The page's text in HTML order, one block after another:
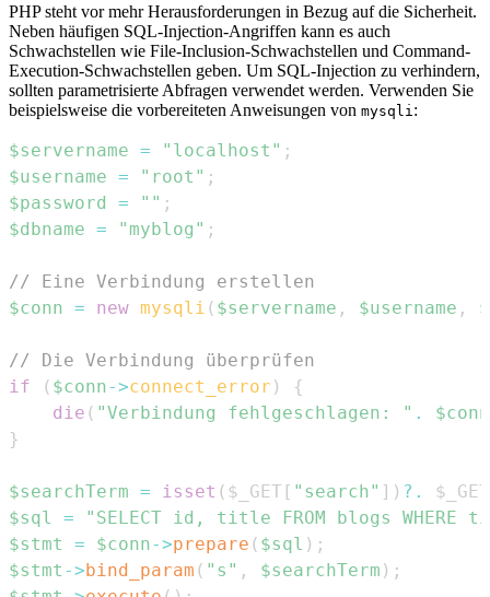
PHP steht vor mehr Herausforderungen in Bezug auf die Sicherheit.
Neben häufigen SQL-Injection-Angriffen kann es auch
Schwachstellen wie File-Inclusion-Schwachstellen und Command-
Execution-Schwachstellen geben. Um SQL-Injection zu verhindern,
sollten parametrisierte Abfragen verwendet werden. Verwenden Sie
beispielsweise die vorbereiteten Anweisungen von mysqli :
$servername = "localhost" ;
$username = "root" ;
$password
= "" ;
$dbname = "myblog" ;
// Eine Verbindung erstellen
$conn = new mysqli ( $servername , $username ,
// Die Verbindung überprüfen
if
( $conn->connect_error )
{
die ( "Verbindung fehlgeschlagen: " .
$conn
}
$searchTerm = isset ( $_GET [ "search" ] ) ? .
$_GET
$sql
=
"SELECT id, title FROM blogs WHERE
$stmt
= $conn->prepare ( $sql ) ;
$stmt ->bind_param ( "s" , $searchTerm ) ;